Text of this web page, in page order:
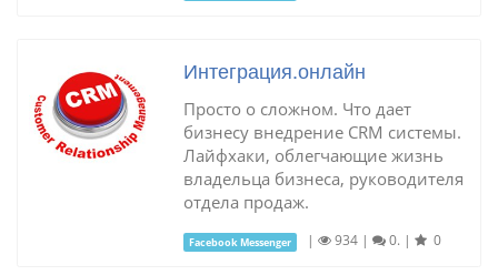
Интеграция.онлайн
Просто о сложном. Что дает
бизнесу внедрение CRM системы.
Лайфхаки, облегчающие жизнь
владельца бизнеса, руководителя
отдела продаж.
Facebook Messenger | 934 | 0. | 0